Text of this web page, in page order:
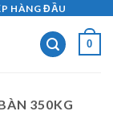
HÀNG ĐẦU
0
350KG